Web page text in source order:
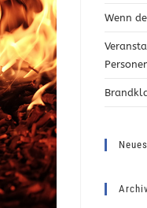
Wenn